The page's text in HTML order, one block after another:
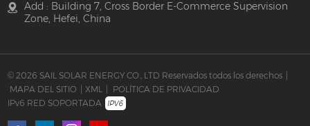
Add : Building 7, Cross Border E-Commerce Supervision
Zone, Hefei, China
© 2026 SAIL SOLAR ENERGY CO., LTD Reservados todos los derechos |
MAPA DEL SITIO | XML | POLÍTICA DE PRIVACIDAD
IPv6 RED SOPORTADA